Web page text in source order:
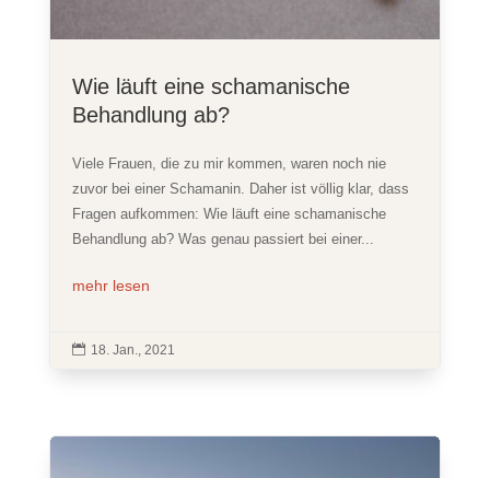
Wie läuft eine schamanische
Behandlung ab?
Viele Frauen, die zu mir kommen, waren noch nie
zuvor bei einer Schamanin. Daher ist völlig klar, dass
Fragen aufkommen: Wie läuft eine schamanische
Behandlung ab? Was genau passiert bei einer...
mehr lesen
 18. Jan., 2021